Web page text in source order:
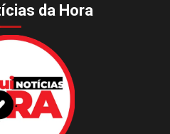
da Hora